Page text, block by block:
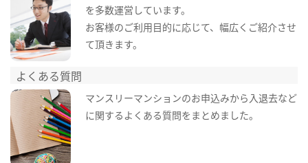
を多数運営しています。
お客様のご利用目的に応じて、幅広くご紹介させ
て頂きます。
よくある質問
マンスリーマンションのお申込みから入退去など
に関するよくある質問をまとめました。